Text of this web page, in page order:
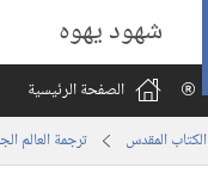
شهود يهوه
الصفحة الرئيسية
الكتاب المقدس ترجمة العالم